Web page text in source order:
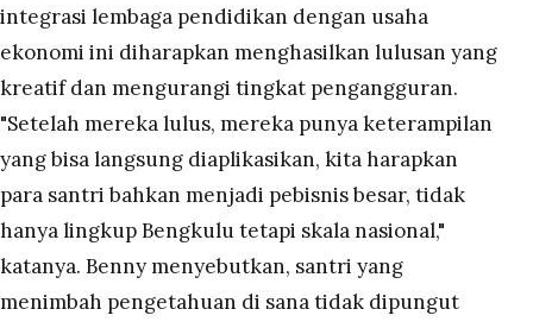
integrasi lembaga pendidikan dengan usaha
ekonomi ini diharapkan menghasilkan lulusan yang
kreatif dan mengurangi tingkat pengangguran.
"Setelah mereka lulus, mereka punya keterampilan
yang bisa langsung diaplikasikan, kita harapkan
para santri bahkan menjadi pebisnis besar, tidak
hanya lingkup Bengkulu tetapi skala nasional,"
katanya. Benny menyebutkan, santri yang
menimbah pengetahuan di sana tidak dipungut